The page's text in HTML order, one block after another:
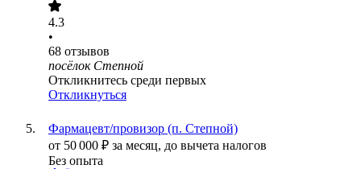
4.3
•
68 отзывов
посёлок Степной
Откликнитесь среди первых
Откликнуться
Фармацевт/провизор (п. Степной)
от 50 000 ₽ за месяц, до вычета налогов
Без опыта